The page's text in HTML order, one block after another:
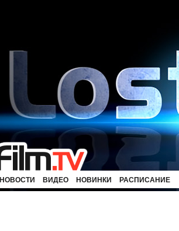
НОВОСТИ ВИДЕО НОВИНКИ РАСПИСАНИЕ